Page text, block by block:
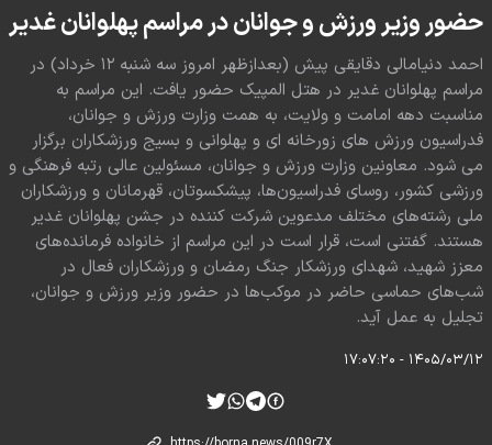
حضور وزیر ورزش و جوانان در مراسم پهلوانان غدیر
احمد دنیامالی دقایقی پیش (بعدازظهر امروز سه شنبه ۱۲ خرداد) در
مراسم پهلوانان غدیر در هتل المپیک حضور یافت. این مراسم به
مناسبت دهه امامت و ولایت، به همت وزارت ورزش و جوانان،
فدراسیون ورزش های زورخانه ای و پهلوانی و بسیج ورزشکاران برگزار
می شود. معاونین وزارت ورزش و جوانان، مسئولین عالی رتبه فرهنگی و
ورزشی کشور، روسای فدراسیون‌ها، پیشکسوتان، قهرمانان و ورزشکاران
ملی رشته‌های مختلف مدعوین شرکت کننده در جشن پهلوانان غدیر
هستند. گفتنی است، قرار است در این مراسم از خانواده فرمانده‌های
معزز شهید، شهدای ورزشکار جنگ رمضان و ورزشکاران فعال در
شب‌های حماسی حاضر در موکب‌ها در حضور وزیر ورزش و‌ جوانان،
تجلیل به عمل آید.
۱۴۰۵/۰۳/۱۲ - ۱۷:۰۷:۲۰